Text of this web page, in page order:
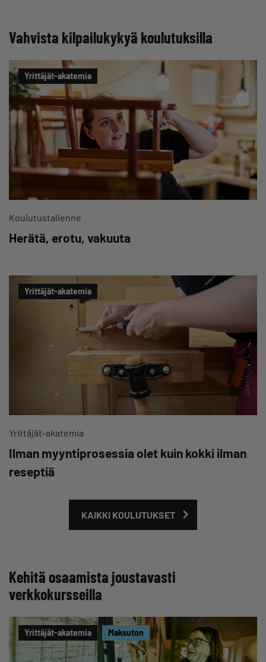
Vahvista kilpailukykyä koulutuksilla
Yrittäjät-akatemia
Koulutustallenne
Herätä, erotu, vakuuta
Yrittäjät-akatemia
Yrittäjät-akatemia
Ilman myyntiprosessia olet kuin kokki ilman
reseptiä
KAIKKI KOULUTUKSET
Kehitä osaamista joustavasti
verkkokursseilla
Yrittäjät-akatemia Maksuton